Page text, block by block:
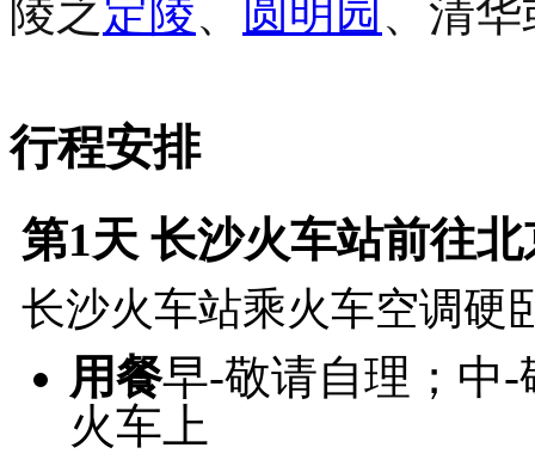
陵之 定陵、 圆明园 、清
行程安排
第1天 长沙火车站前往
长沙火车站乘火车空调硬
用餐早-敬请自理；中
火车上